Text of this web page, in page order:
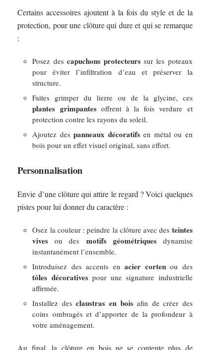
Certains accessoires ajoutent à la fois du style et de la
protection, pour une clôture qui dure et qui se remarque
:
Posez des capuchons protecteurs sur les poteaux
pour éviter l’infiltration d’eau et préserver la
structure.
Faites grimper du lierre ou de la glycine, ces
plantes grimpantesoffrent à la fois verdure et
protection contre les rayons du soleil.
Ajoutez despanneaux décoratifsen métal ou en
bois pour un effet visuel original, sans effort.
Personnalisation
Envie d’une clôture qui attire le regard ? Voici quelques
pistes pour lui donner du caractère :
Osez la couleur : peindre la clôture avec des teintes
vives ou des motifs géométriquesdynamise
instantanément l’ensemble.
Introduisez des accents enacier cortenou des
tôles décorativespour une signature industrielle
affirmée.
Installez desclaustras en boisafin de créer des
coins ombragés et d’apporter de la profondeur à
votre aménagement.
Au final, la clôture en bois ne se contente plus de